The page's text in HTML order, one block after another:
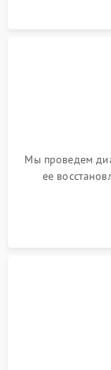
Мы проведем
ее